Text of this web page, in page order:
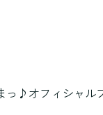
♪オフィシャル